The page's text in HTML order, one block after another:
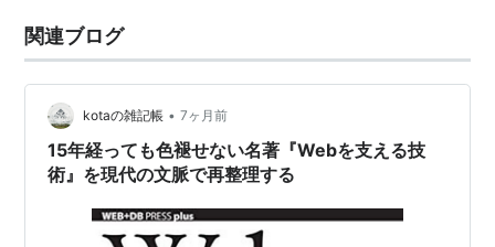
関連ブログ
kotaの雑記帳 • 7ヶ月前
15年経っても色褪せない名著『Webを支える技
術』を現代の文脈で再整理する